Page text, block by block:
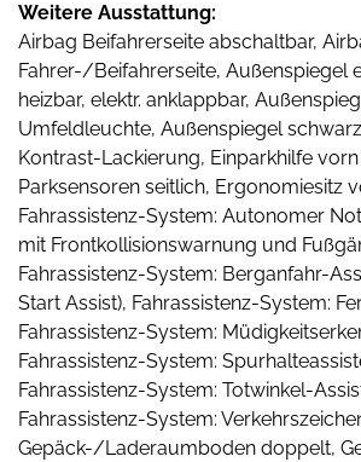
Weitere Ausstattung:
Airbag Beifahrerseite abschaltbar,
Fahrer-/Beifahrerseite, Außenspiegel
heizbar, elektr. anklappbar,
Umfeldleuchte, Außenspiegel
Kontrast-Lackierung, Einparkhilfe
Parksensoren seitlich, Ergonomiesitz
Fahrassistenz-System: Autonomer
mit Frontkollisionswarnung und
Fahrassistenz-System: Berganfahr-
Start Assist), Fahrassistenz-System:
Fahrassistenz-System:
Fahrassistenz-System:
Fahrassistenz-System: Totwinkel-
Fahrassistenz-System:
Gepäck-/Laderaumboden doppelt,